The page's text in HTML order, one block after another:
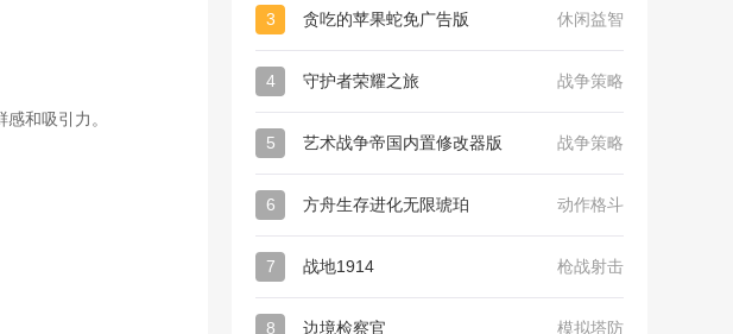
和吸引力。
3 贪吃的苹果蛇免广告版 休闲益智
4 守护者荣耀之旅 战争策略
5 艺术战争帝国内置修改器版 战争策略
6 方舟生存进化无限琥珀 动作格斗
7 战地1914 枪战射击
8 边境检察官 模拟塔防